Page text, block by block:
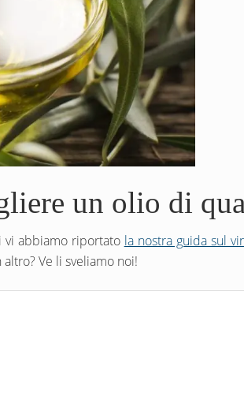
un olio di
vi abbiamo riportato la nostra guida sul
Ve li sveliamo noi!